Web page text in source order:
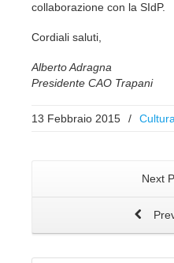
collaborazione con la SIdP.
Cordiali saluti,
Alberto Adragna
Presidente CAO Trapani
13 Febbraio 2015 /
Next